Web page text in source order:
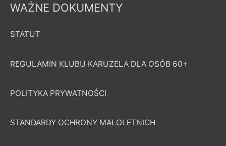
WAŻNE DOKUMENTY
STATUT
REGULAMIN KLUBU KARUZELA DLA OSÓB 60+
POLITYKA PRYWATNOŚCI
STANDARDY OCHRONY MAŁOLETNICH